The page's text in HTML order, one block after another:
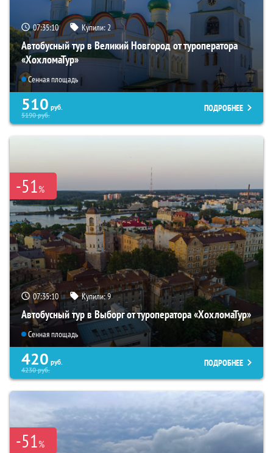
07:35:09 Купили:2
Автобусный тур в Великий Новгород от туроператора
«ХохломаТур»
Сенная площадь
510 руб.
5190руб.
ПОДРОБНЕЕ
-51%
07:35:09 Купили:9
Автобусный тур в Выборг от туроператора «ХохломаТур»
Сенная площадь
420 руб.
4230руб.
ПОДРОБНЕЕ
-51%